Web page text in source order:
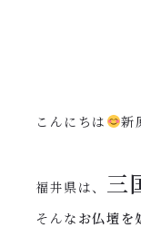
こんにちは 新
福井県は、 三
そんな お仏壇を